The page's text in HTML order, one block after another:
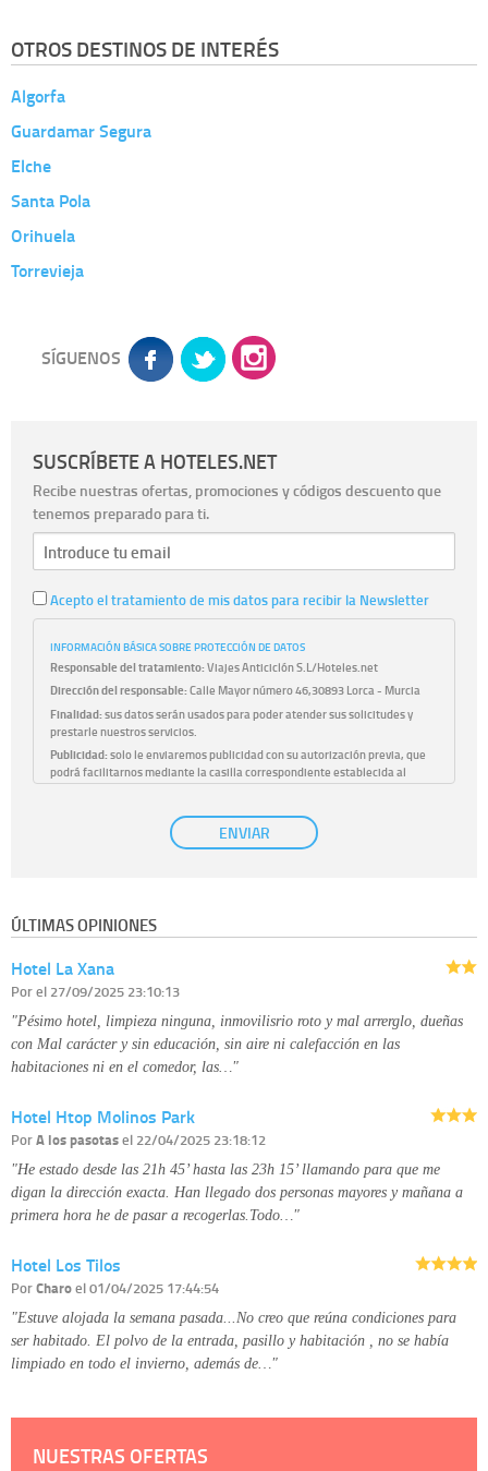
OTROS DESTINOS DE INTERÉS
Algorfa
Guardamar Segura
Elche
Santa Pola
Orihuela
Torrevieja
SÍGUENOS
SUSCRÍBETE A HOTELES.NET
Recibe nuestras ofertas, promociones y códigos descuento que
tenemos preparado para ti.
Acepto el tratamiento de mis datos para recibir la Newsletter
INFORMACIÓN BÁSICA SOBRE PROTECCIÓN DE DATOS
Responsable del tratamiento:Viajes Anticiclón S.L/Hoteles.net
Dirección del responsable:Calle Mayor número 46,30893 Lorca - Murcia
Finalidad:sus datos serán usados para poder atender sus solicitudes y
prestarle nuestros servicios.
Publicidad:solo le enviaremos publicidad con su autorización previa, que
podrá facilitarnos mediante la casilla correspondiente establecida al
efecto.
únicamente trataremos sus datos con su consentimiento
previo, que podrá facilitarnos mediante la casilla correspondiente
Derechos:tiene derecho a saber qué información tenemos sobre usted,
disponible en nuestra página web.
Información complementaria:
ENVIAR
ÚLTIMAS OPINIONES
Hotel La Xana
Porel 27/09/2025 23:10:13
"Pésimo hotel, limpieza ninguna, inmovilisrio roto y mal arrerglo, dueñas
con Mal carácter y sin educación, sin aire ni calefacción en las
habitaciones ni en el comedor, las…"
Hotel Htop Molinos Park
PorA los pasotasel 22/04/2025 23:18:12
"He estado desde las 21h 45’ hasta las 23h 15’ llamando para que me
digan la dirección exacta. Han llegado dos personas mayores y mañana a
primera hora he de pasar a recogerlas.Todo…"
Hotel Los Tilos
PorCharoel 01/04/2025 17:44:54
"Estuve alojada la semana pasada...No creo que reúna condiciones para
ser habitado. El polvo de la entrada, pasillo y habitación , no se había
limpiado en todo el invierno, además de…"
NUESTRAS OFERTAS